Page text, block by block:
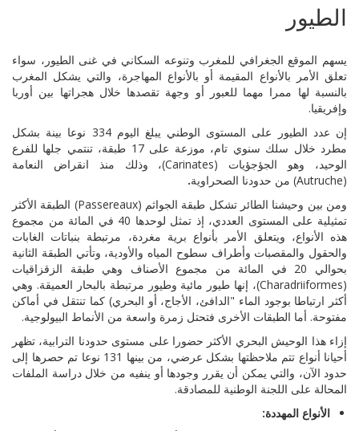
الطيور
يسهم الموقع الجغرافي للمغرب وتنوعه السكاني في غنى الطيور، سواء
تعلق الأمر بالأنواع المقيمة أو بالأنواع المهاجرة، والتي يشكل المغرب
بالنسبة لها ممرا مهما للعبور أو وجهة تقصدها خلال هجراتها بين أوربا
وإفريقيا.
إن عدد الطيور على المستوى الوطني يبلغ اليوم334 نوعا بينة بشكل
مطرد خلال سلك سنوي تام، موزعة على17 طبقة، تنتمي جلها للفرع
الوحيد، وهو الجؤجؤيات
(
Carinates)، وذلك منذ انقراض النعامة
(
Autruche) من حدودنا الصحراوية.
ومن بين وحيشنا الطائر تشكل طبقة الجواثم (Passereaux
) الطبقة الأكثر
تمثيلية على المستوى العددي، إذ تمثل لوحدها 40 في المائة من مجموع
هذه الأنواع، ويتعلق الأمر بأنواع برية مغردة، مرتبطة بنباتات الغابات
والحقول والمقصبات وأطراف سطوح المياه والأودية، وتأتي الطبقة الثانية
بحوالي 20 في المائة من مجموع الأصناف وهي طبقة الزقزاقيات
(
Charadriiformes)، إنها طيور مائية وطيور مرتبطة بالبحار العميقة. وهي
أكثر ارتباطا بوجود الماء "الدافئ، الأجاج، أو البحري) كما تنتقل في أماكن
مفتوحة. أما الطبقات الأخرى فتحتل زمرة واسعة من الأنماط البيولوجية.
إزاء هذا الوحيش البحري الأكثر حضورا على مستوى حدودنا الترابية، تظهر
أحيانا أنواع تتم ملاحظتها بشكل عرضي، من بينها 131 نوعا تم حصرها إلى
حدود الآن، والتي يمكن أن يقرر وجودها أو ينفيه من خلال دراسة الملفات
المحالة على اللجنة الوطنية للمصادقة.
الأنواع المهددة: